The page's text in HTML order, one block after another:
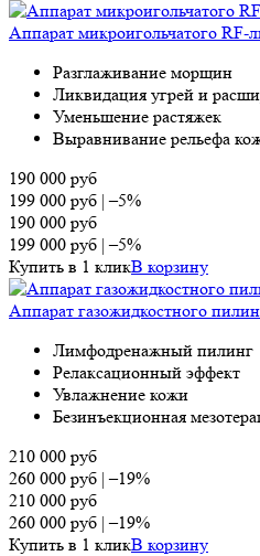
Аппарат микроигольчатого RF-
Разглаживание морщин
Ликвидация угрей и
Уменьшение растяжек
Выравнивание рельефа
190 000 руб
199 000 руб |–5%
190 000 руб
199 000 руб |–5%
Купить в 1 кликВ корзину
Аппарат газожидкостного
Лимфодренажный пилинг
Релаксационный эффект
Увлажнение кожи
Безинъекционная
210 000 руб
260 000 руб |–19%
210 000 руб
260 000 руб |–19%
Купить в 1 кликВ корзину